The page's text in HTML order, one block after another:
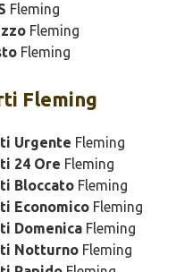
Fleming
Fleming
Fleming
Fleming
Urgente Fleming
24 Ore Fleming
Bloccato Fleming
Economico Fleming
Domenica Fleming
Notturno Fleming